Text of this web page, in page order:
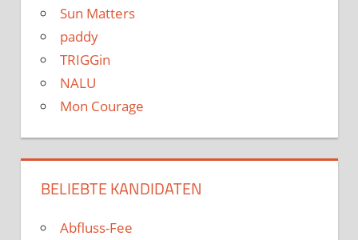
Sun Matters
paddy
TRIGGin
NALU
Mon Courage
BELIEBTE KANDIDATEN
Abfluss-Fee